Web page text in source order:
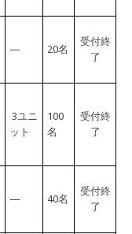
— 20名
受付終
了
3ユニ
ット
100
名
受付終
了
— 40名
受付終
了